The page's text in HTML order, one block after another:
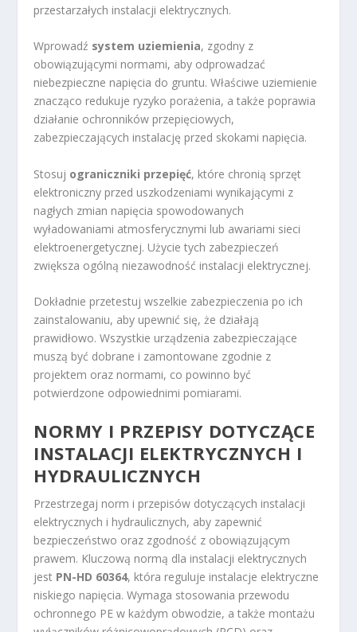
przestarzałych instalacji elektrycznych.
Wprowadź system uziemienia, zgodny z
obowiązującymi normami, aby odprowadzać
niebezpieczne napięcia do gruntu. Właściwe uziemienie
znacząco redukuje ryzyko porażenia, a także poprawia
działanie ochronników przepięciowych,
zabezpieczających instalację przed skokami napięcia.
Stosuj ograniczniki przepięć, które chronią sprzęt
elektroniczny przed uszkodzeniami wynikającymi z
nagłych zmian napięcia spowodowanych
wyładowaniami atmosferycznymi lub awariami sieci
elektroenergetycznej. Użycie tych zabezpieczeń
zwiększa ogólną niezawodność instalacji elektrycznej.
Dokładnie przetestuj wszelkie zabezpieczenia po ich
zainstalowaniu, aby upewnić się, że działają
prawidłowo. Wszystkie urządzenia zabezpieczające
muszą być dobrane i zamontowane zgodnie z
projektem oraz normami, co powinno być
potwierdzone odpowiednimi pomiarami.
NORMY I PRZEPISY DOTYCZĄCE
INSTALACJI ELEKTRYCZNYCH I
HYDRAULICZNYCH
Przestrzegaj norm i przepisów dotyczących instalacji
elektrycznych i hydraulicznych, aby zapewnić
bezpieczeństwo oraz zgodność z obowiązującym
prawem. Kluczową normą dla instalacji elektrycznych
jest PN-HD 60364, która reguluje instalacje elektryczne
niskiego napięcia. Wymaga stosowania przewodu
ochronnego PE w każdym obwodzie, a także montażu